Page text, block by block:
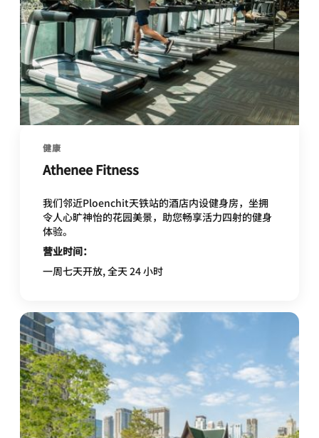
健康
Athenee Fitness
我们邻近Ploenchit天铁站的酒店内设健身房，坐拥
令人心旷神怡的花园美景，助您畅享活力四射的健身
体验。
营业时间：
一周七天开放, 全天 24 小时